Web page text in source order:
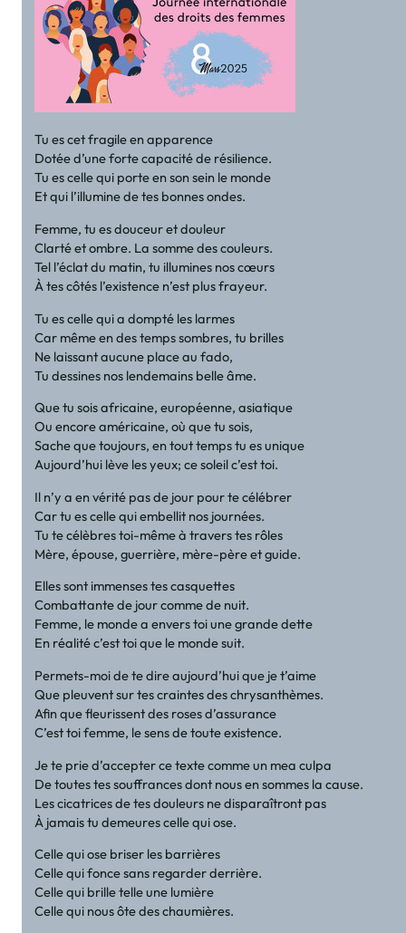
Tu es cet fragile en apparence
Dotée d’une forte capacité de résilience.
Tu es celle qui porte en son sein le monde
Et qui l’illumine de tes bonnes ondes.
Femme, tu es douceur et douleur
Clarté et ombre. La somme des couleurs.
Tel l’éclat du matin, tu illumines nos cœurs
À tes côtés l’existence n’est plus frayeur.
Tu es celle qui a dompté les larmes
Car même en des temps sombres, tu brilles
Ne laissant aucune place au fado,
Tu dessines nos lendemains belle âme.
Que tu sois africaine, européenne, asiatique
Ou encore américaine, où que tu sois,
Sache que toujours, en tout temps tu es unique
Aujourd’hui lève les yeux; ce soleil c’est toi.
Il n’y a en vérité pas de jour pour te célébrer
Car tu es celle qui embellit nos journées.
Tu te célèbres toi-même à travers tes rôles
Mère, épouse, guerrière, mère-père et guide.
Elles sont immenses tes casquettes
Combattante de jour comme de nuit.
Femme, le monde a envers toi une grande dette
En réalité c’est toi que le monde suit.
Permets-moi de te dire aujourd’hui que je t’aime
Que pleuvent sur tes craintes des chrysanthèmes.
Afin que fleurissent des roses d’assurance
C’est toi femme, le sens de toute existence.
Je te prie d’accepter ce texte comme un mea culpa
De toutes tes souffrances dont nous en sommes la cause.
Les cicatrices de tes douleurs ne disparaîtront pas
À jamais tu demeures celle qui ose.
Celle qui ose briser les barrières
Celle qui fonce sans regarder derrière.
Celle qui brille telle une lumière
Celle qui nous ôte des chaumières.